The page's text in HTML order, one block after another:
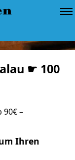
☛ 100
–
Ihren